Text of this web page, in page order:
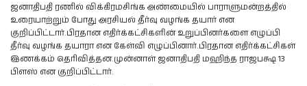
ஜனாதிபதி ரணில் விக்கிரமசிங்க அண்மையில் பாராளுமன்றத்தில்
உரையாற்றும் போது அரசியல் தீர்வு வழங்க தயார் என
குறிப்பிட்டார்.பிரதான எதிர்க்கட்சிகளின் உறுப்பினர்களை எழுப்பி
தீர்வு வழங்க தயாரா என கேள்வி எழுப்பினார்.பிரதான எதிர்க்கட்சிகள்
இணக்கம் தெரிவித்தன.முன்னாள் ஜனாதிபதி மஹிந்த ராஜபக்ஷ 13
பிளஸ் என குறிப்பிட்டார்.